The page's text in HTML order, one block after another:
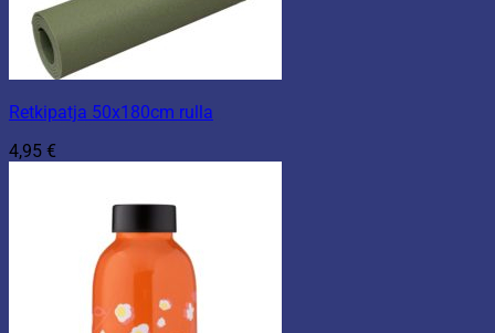
Retkipatja 50x180cm rulla
4,95 €